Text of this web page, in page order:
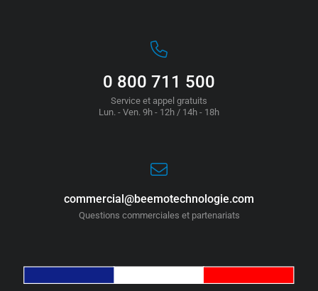
0 800 711 500
Service et appel gratuits
Lun. - Ven. 9h - 12h / 14h - 18h
commercial@beemotechnologie.com
Questions commerciales et partenariats